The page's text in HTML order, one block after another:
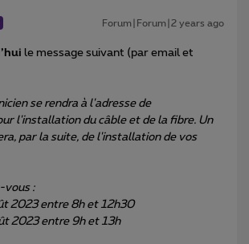
Forum|Forum|2 years ago
le message suivant (par email et
se rendra à l'adresse de
l'installation du câble et de la fibre. Un
par la suite, de l'installation de vos
vous :
2023 entre 8h et 12h30
2023 entre 9h et 13h